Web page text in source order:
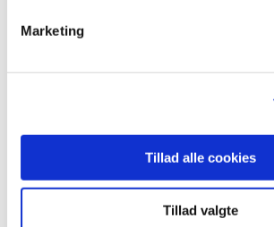
Marketing
Tillad alle cookies
Tillad valgte
kliniske forsøg med lægemidler
den europæiske database
I forbindelse med overgangen til den nye
Praksisændring for
inspektioner